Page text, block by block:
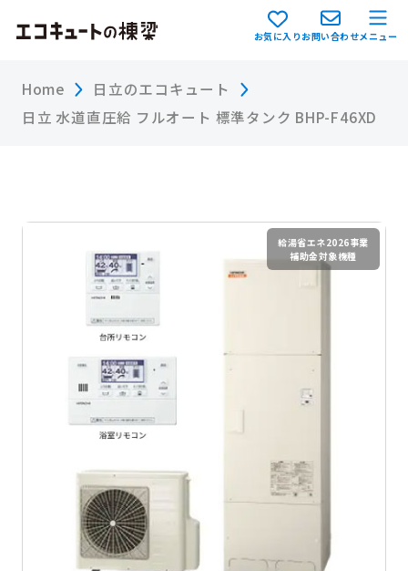
お気に入りお問い合わせメニュー
Home
日立のエコキュート
日立 水道直圧給 フルオート 標準タンク BHP-F46XD
給湯省エネ2026事業
補助金対象機種